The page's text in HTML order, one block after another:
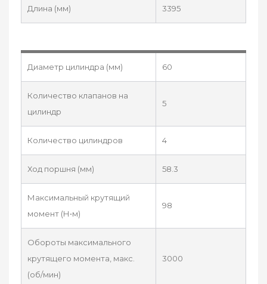
Длина (мм) 3395
Диаметр цилиндра (мм) 60
Количество клапанов на
цилиндр
5
Количество цилиндров 4
Ход поршня (мм) 58.3
Максимальный крутящий
момент (Н•м)
98
Обороты максимального
крутящего момента, макс.
(об/мин)
3000